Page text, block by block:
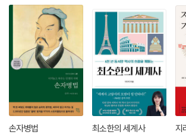
3권 : 이슬람에서 르네상스까지
아라비아에 내린 신의 계시 이슬람, 미지의 대륙 아
중앙아시아, 십자군에서 르네상스까지, 다양한 문명
들여다본다. 래리 고닉은 그리스도교, 이슬람교, 유
시작된 데에는 어떤 역사적 배경이 자리하는지 일목
어 있던 인류사인 다양성의 보고 아프리카, 이슬람
앙아시아에서 벌어지는 파란만장한 역사 전개는 낯
팍스 로마나 팍스 몽골리카 등이 팍스 아메리카의 시
무엇인지, 작가는 매섭고 날카로운 유머 속에 넌지시
손자병법 최소한의 세계사 지